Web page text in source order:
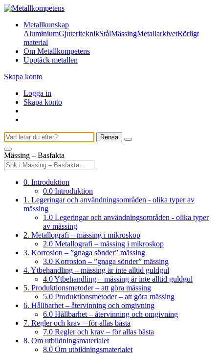
Metallkunskap
AluminiumGjuteriteknikStålMässingMetallarkivetRörligt
material
Om Metallkompetens
Upptäck metallen
Skapa konto
Logga in
Skapa konto
Rensa
Mässing – Basfakta
0. Introduktion
0.0 Introduktion
1. Legeringar och användningsområden - olika typer av
mässing
1.0 Legeringar och användningsområden - olika typer
av mässing
2. Metallografi – mässing i mikroskop
2.0 Metallografi – mässing i mikroskop
3. Korrosion – ”gnaga sönder” mässing
3.0 Korrosion – ”gnaga sönder” mässing
4. Ytbehandling – mässing är inte alltid guldgul
4.0 Ytbehandling – mässing är inte alltid guldgul
5. Produktionsmetoder – att göra mässing
5.0 Produktionsmetoder – att göra mässing
6. Hållbarhet – återvinning och omgivning
6.0 Hållbarhet – återvinning och omgivning
7. Regler och krav – för allas bästa
7.0 Regler och krav – för allas bästa
8. Om utbildningsmaterialet
8.0 Om utbildningsmaterialet